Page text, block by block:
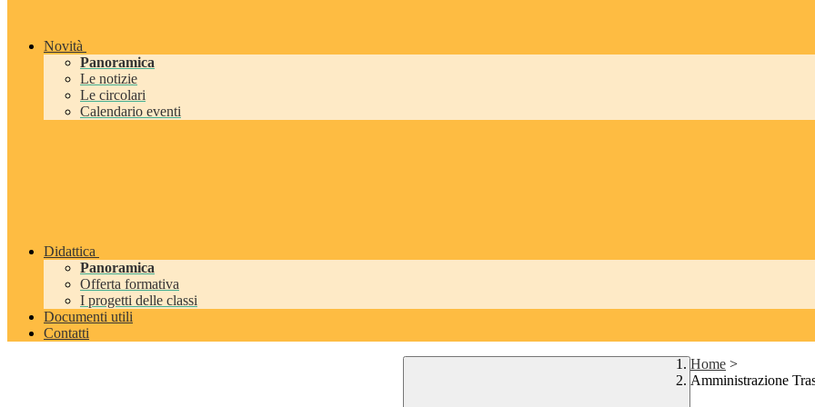
Novità
Panoramica
Le notizie
Le circolari
Calendario eventi
Didattica
Panoramica
Offerta formativa
I progetti delle classi
Documenti utili
Contatti
Home >
Amministrazione